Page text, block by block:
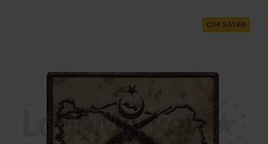
ÇOK SATAN